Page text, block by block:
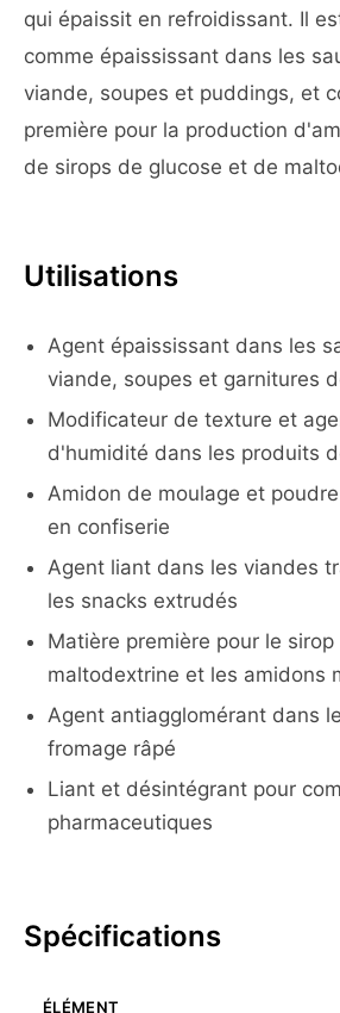
qui épaissit en refroidissant. Il
comme épaississant dans les
viande, soupes et puddings, et
première pour la production
de sirops de glucose et de
Utilisations
Agent épaississant dans les
viande, soupes et garnitures
Modificateur de texture et
d'humidité dans les produits
Amidon de moulage et
en confiserie
Agent liant dans les viandes
les snacks extrudés
Matière première pour le
maltodextrine et les amidons
Agent antiagglomérant dans
fromage râpé
Liant et désintégrant pour
pharmaceutiques
Spécifications
ÉLÉMENT